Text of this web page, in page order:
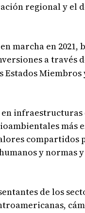
regional y el
marcha en 2021,
a través
Estados
infraestructuras
más
compartidos
y normas
de los